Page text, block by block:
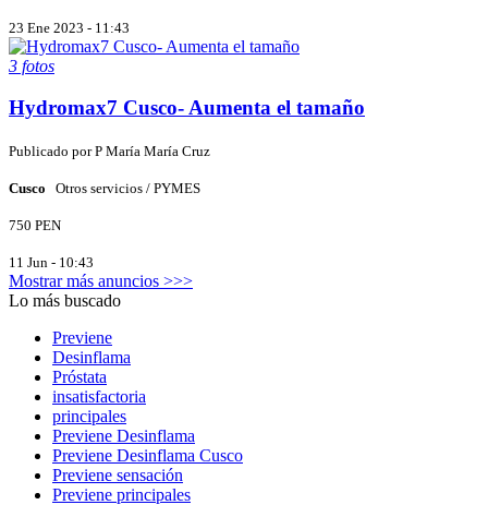
23 Ene 2023 - 11:43
3 fotos
Hydromax7 Cusco- Aumenta el tamaño
Publicado porP María María Cruz
Cusco Otros servicios / PYMES
750 PEN
11 Jun - 10:43
Mostrar más anuncios >>>
Lo más buscado
Previene
Desinflama
Próstata
insatisfactoria
principales
Previene Desinflama
Previene Desinflama Cusco
Previene sensación
Previene principales